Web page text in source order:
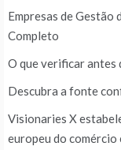
Empresas de
Completo
O que verificar antes
Descubra a fonte
Visionaries X
europeu do